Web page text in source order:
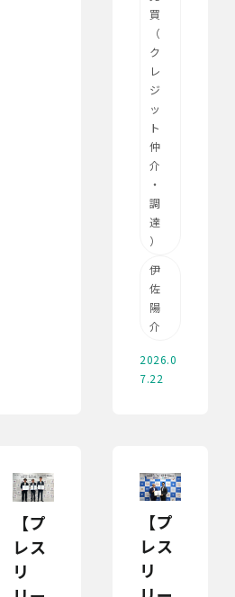
買
（
ク
レ
ジ
ッ
ト
仲
介
・
調
達
）
伊
佐
陽
介
2026.0
7.22
【プ
レス
リ
【プ
レス
リ